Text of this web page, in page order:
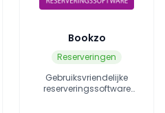
Bookzo
Reserveringen
Gebruiksvriendelijke
reserveringssoftware